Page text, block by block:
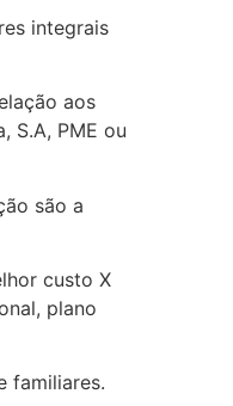
integrais
aos
S.A, PME ou
são a
custo X
plano
familiares.